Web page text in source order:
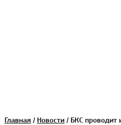
Главная / Новости/ БКС проводит